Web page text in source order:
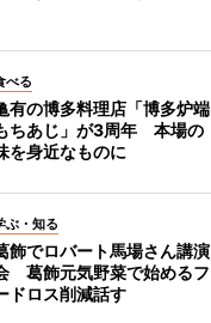
べる
有の博多料理店「博多炉端
ちあじ」が3周年 本場の
を身近なものに
ぶ・知る
飾でロバート馬場さん講演
葛飾元気野菜で始めるフ
ドロス削減話す